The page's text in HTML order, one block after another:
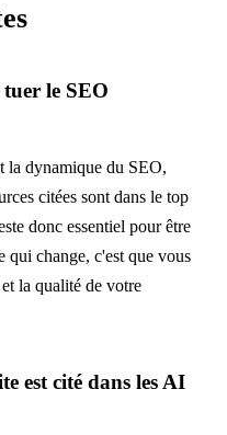
le SEO
dynamique du SEO,
citées sont dans le top
donc essentiel pour être
change, c'est que vous
la qualité de votre
est cité dans les AI